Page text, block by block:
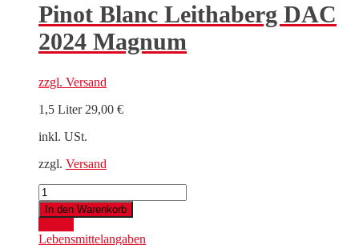
Pinot Blanc Leithaberg DAC
2024 Magnum
zzgl. Versand
1,5 Liter 29,00 €
inkl. USt.
zzgl. Versand
Pinot
Blanc
Leithaberg
DAC
In den Warenkorb
Lebensmittelangaben